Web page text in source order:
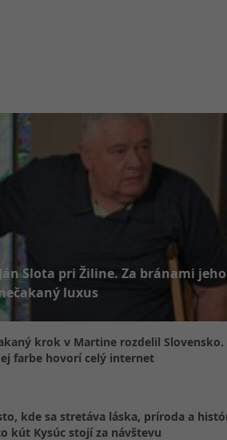
Slota pri Žiline. Za bránami jeho
luxus
krok v Martine rozdelil Slovensko.
farbe hovorí celý internet
kde sa stretáva láska, príroda a
kút Kysúc stojí za návštevu